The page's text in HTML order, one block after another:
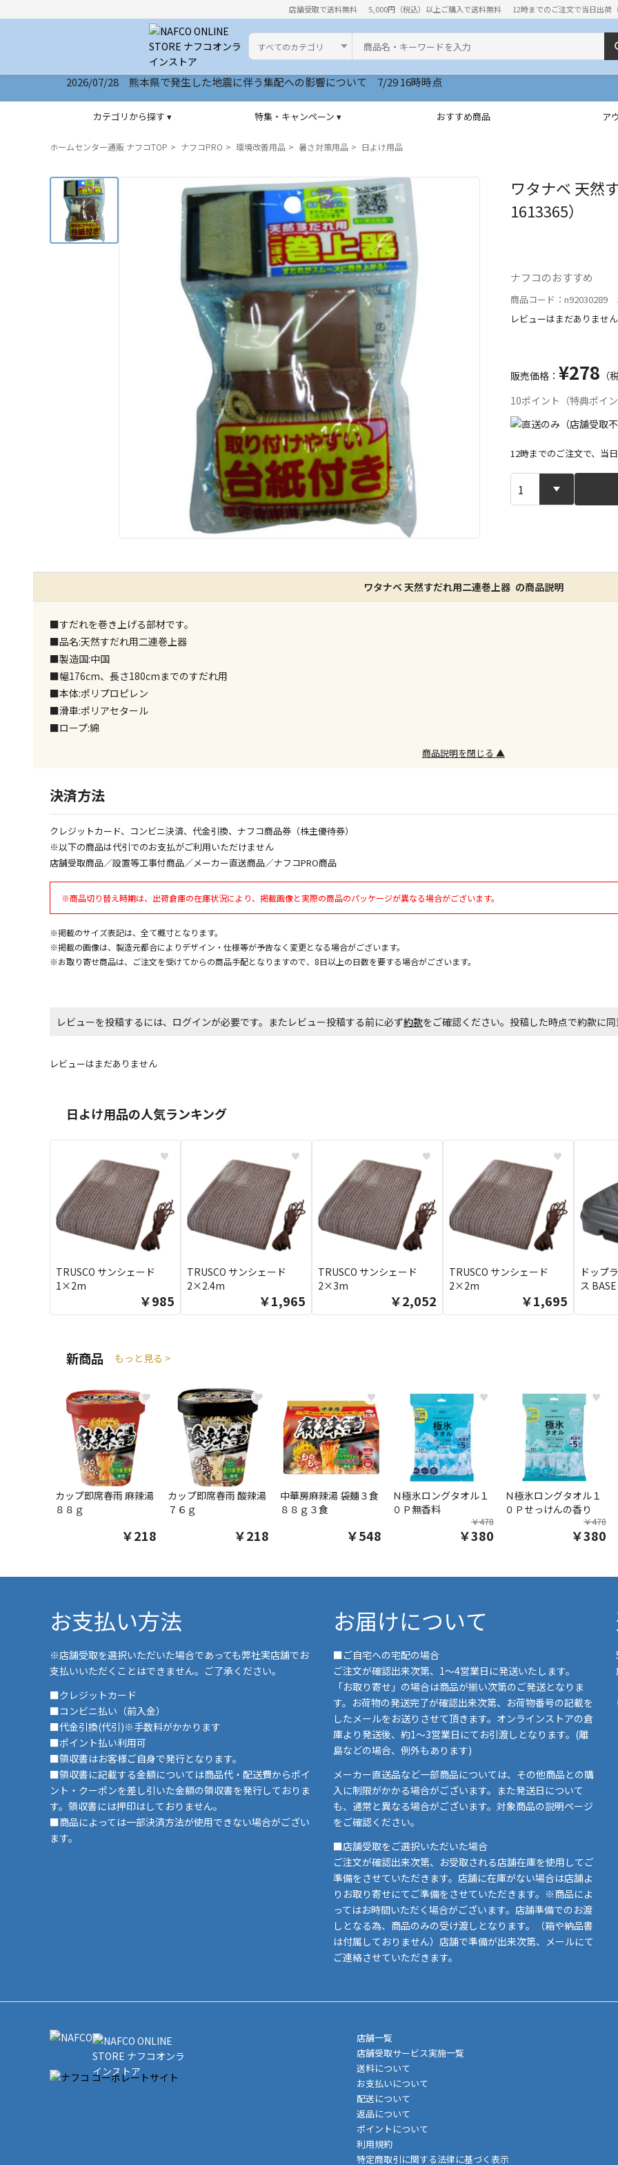
店舗受取で送料無料 5,000円（税込）以上ご購入で送料無料 12時までのご注文で当日出荷（
カテゴリ
検索キーワード
2026/07/28 熊本県で発生した地震に伴う集配への影響について 7/29 16時時点
2026/07/28 サイトリニューアルいたしました
カテゴリから探す ▾ 特集・キャンペーン ▾ おすすめ商品 ア
ホームセンター通販 ナフコTOP ナフコPRO 環境改善用品 暑さ対策用品 日よけ用品
ワタナベ 天然
1613365）
ナフコのおすすめ
商品コード：n92030289
レビューはまだありません
販売価格： ¥278 （
10ポイント（特典ポイン
宅配や店舗
特定の店舗
ん）
エアコンの
12時までのご注文で、当
ワタナベ 天然すだれ用二連巻上器 の商品説明
■すだれを巻き上げる部材です。
■品名:天然すだれ用二連巻上器
■製造国:中国
■幅176cm、長さ180cmまでのすだれ用
■本体:ポリプロピレン
■滑車:ポリアセタール
■ロープ:綿
商品説明を閉じる ▲
決済方法
クレジットカード、コンビニ決済、代金引換、ナフコ商品券（株主優待券）
※以下の商品は代引でのお支払がご利用いただけません
店舗受取商品／設置等工事付商品／メーカー直送商品／ナフコPRO商品
※商品切り替え時期は、出荷倉庫の在庫状況により、掲載画像と実際の商品のパッケージが異なる場合がございます。
※掲載のサイズ表記は、全て概寸となります。
※掲載の画像は、製造元都合によりデザイン・仕様等が予告なく変更となる場合がございます。
※お取り寄せ商品は、ご注文を受けてからの商品手配となりますので、8日以上の日数を要する場合がございます。
レビューを投稿するには、ログインが必要です。またレビュー投稿する前に必ず約款をご確認ください。投稿した時点で約款
レビューはまだありません
日よけ用品の人気ランキング
♥
TRUSCO サンシェード
1×2m
￥985
♥
TRUSCO サンシェード
2×2.4m
￥1,965
♥
TRUSCO サンシェード
2×3m
￥2,052
♥
TRUSCO サンシェード
2×2m
￥1,695
ドップ
ス
新商品 もっと見る >
♥
カップ即席春雨 麻辣湯
８８ｇ
￥218
♥
カップ即席春雨 酸辣湯
７６ｇ
￥218
♥
中華房麻辣湯 袋麺３食
８８ｇ３食
￥548
♥
Ｎ極氷ロングタオル１
０Ｐ無香料
￥478
￥380
♥
Ｎ極氷ロングタオル１
０Ｐせっけんの香り
￥478
￥380
お支払い方法
※店舗受取を選択いただいた場合であっても弊社実店舗でお
支払いいただくことはできません。ご了承ください。
■クレジットカード
■コンビニ払い（前入金）
■代金引換(代引)※手数料がかかります
■ポイント払い利用可
■領収書はお客様ご自身で発行となります。
■領収書に記載する金額については商品代・配送費からポイ
ント・クーポンを差し引いた金額の領収書を発行しておりま
す。領収書には押印はしておりません。
■商品によっては一部決済方法が使用できない場合がござい
ます。
お届けについて
■ご自宅への宅配の場合
ご注文が確認出来次第、1～4営業日に発送いたします。
「お取り寄せ」の場合は商品が揃い次第のご発送となりま
す。お荷物の発送完了が確認出来次第、お荷物番号の記載を
したメールをお送りさせて頂きます。オンラインストアの倉
庫より発送後、約1～3営業日にてお引渡しとなります。(離
島などの場合、例外もあります)
メーカー直送品など一部商品については、その他商品との購
入に制限がかかる場合がございます。また発送日について
も、通常と異なる場合がございます。対象商品の説明ページ
をご確認ください。
■店舗受取をご選択いただいた場合
ご注文が確認出来次第、お受取される店舗在庫を使用してご
準備をさせていただきます。店舗に在庫がない場合は店舗よ
りお取り寄せにてご準備をさせていただきます。※商品によ
ってはお時間いただく場合がございます。店舗準備でのお渡
しとなる為、商品のみの受け渡しとなります。（箱や納品書
は付属しておりません）店舗で準備が出来次第、メールにて
ご連絡させていただきます。
店舗一覧
店舗受取サービス実施一覧
送料について
お支払いについて
配送について
返品について
ポイントについて
利用規約
特定商取引に関する法律に基づく表示